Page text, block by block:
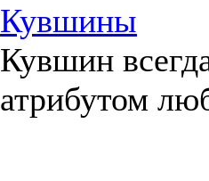
Кувшины
Кувшин
атрибутом